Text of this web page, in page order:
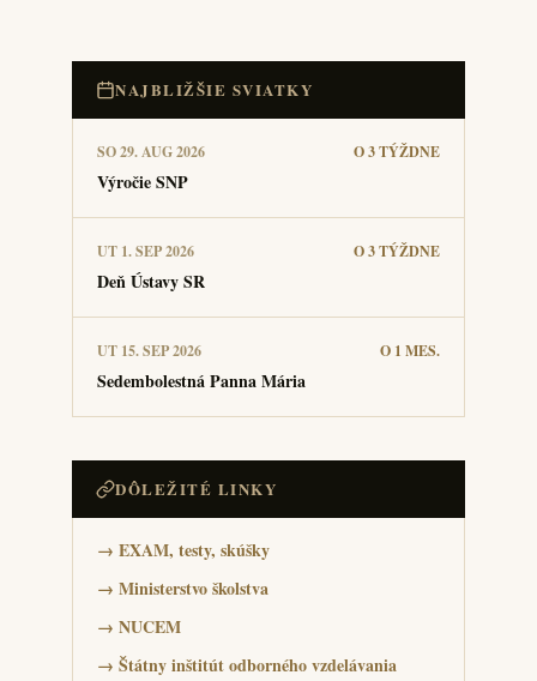
NAJBLIŽŠIE SVIATKY
SO 29. AUG 2026 O 3 TÝŽDNE
Výročie SNP
UT 1. SEP 2026 O 3 TÝŽDNE
Deň Ústavy SR
UT 15. SEP 2026 O 1 MES.
Sedembolestná Panna Mária
DÔLEŽITÉ LINKY
→ EXAM, testy, skúšky
→ Ministerstvo školstva
→ NUCEM
→ Štátny inštitút odborného vzdelávania